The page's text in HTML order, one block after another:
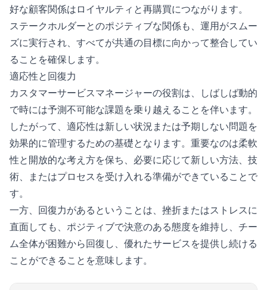
好な顧客関係はロイヤルティと再購買につながります。
ステークホルダーとのポジティブな関係も、運用がスムー
ズに実行され、すべてが共通の目標に向かって整合してい
ることを確保します。
適応性と回復力
カスタマーサービスマネージャーの役割は、しばしば動的
で時には予測不可能な課題を乗り越えることを伴います。
したがって、適応性は新しい状況または予期しない問題を
効果的に管理するための基礎となります。重要なのは柔軟
性と開放的な考え方を保ち、必要に応じて新しい方法、技
術、またはプロセスを受け入れる準備ができていることで
す。
一方、回復力があるということは、挫折またはストレスに
直面しても、ポジティブで決意のある態度を維持し、チー
ム全体が困難から回復し、優れたサービスを提供し続ける
ことができることを意味します。